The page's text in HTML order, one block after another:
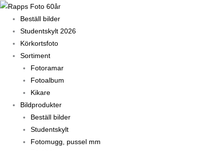
Hoppa
innehåll
Beställ bilder
Studentskylt 2026
Körkortsfoto
Sortiment
Fotoramar
Fotoalbum
Kikare
Bildprodukter
Beställ bilder
Studentskylt
Fotomugg, pussel mm